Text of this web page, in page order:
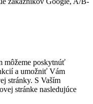
môžeme poskytnúť
a umožniť Vám
stránky. S Vaším
stránke nasledujúce